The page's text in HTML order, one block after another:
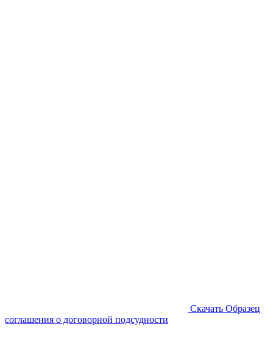
Скачать Образец
соглашения о договорной подсудности